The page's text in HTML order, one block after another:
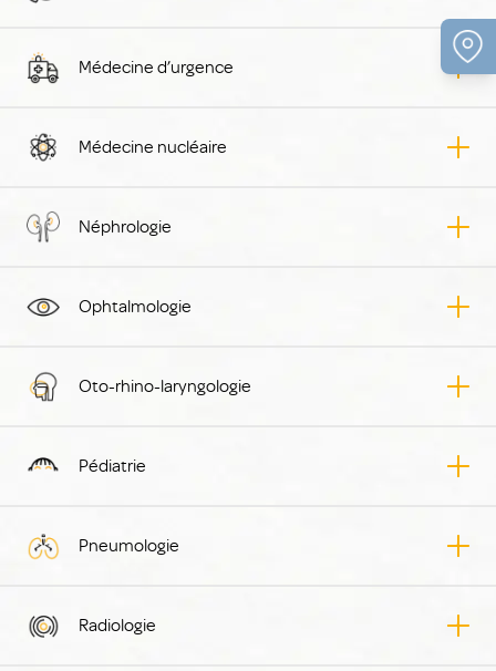
Médecine d’urgence
Médecine nucléaire
Néphrologie
Ophtalmologie
Oto-rhino-laryngologie
Pédiatrie
Pneumologie
Radiologie